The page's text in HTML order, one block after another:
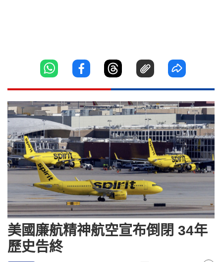
美國廉航精神航空宣布倒閉 34年
歷史告終